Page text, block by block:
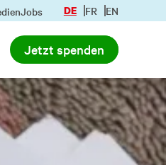
Jobs DE FR EN
Jetzt spenden